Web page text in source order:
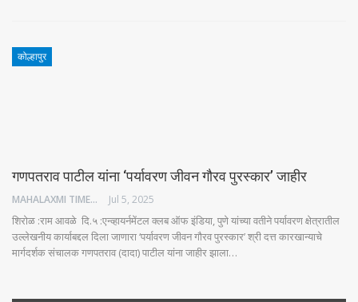
कोल्हापुर
गणपतराव पाटील यांना ‘पर्यावरण जीवन गौरव पुरस्कार’ जाहीर
MAHALAXMI TIMES Jul 5, 2025
शिरोळ :राम आवळे दि.५ :एन्व्हायर्नमेंटल क्लब ऑफ इंडिया, पुणे यांच्या वतीने पर्यावरण क्षेत्रातील
उल्लेखनीय कार्याबद्दल दिला जाणारा ‘पर्यावरण जीवन गौरव पुरस्कार’ श्री दत्त कारखान्याचे
मार्गदर्शक संचालक गणपतराव (दादा) पाटील यांना जाहीर झाला…